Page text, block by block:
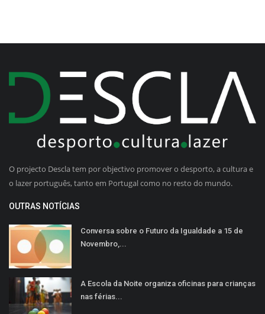
O projecto Descla tem por objectivo promover o desporto, a cultura e
o lazer português, tanto em Portugal como no resto do mundo.
OUTRAS NOTÍCIAS
Conversa sobre o Futuro da Igualdade a 15 de
Novembro,...
A Escola da Noite organiza oficinas para crianças
nas férias...